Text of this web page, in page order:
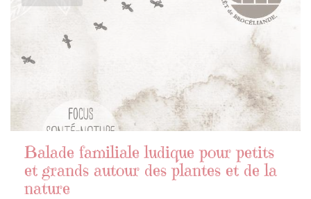
Balade familiale ludique pour petits
et grands autour des plantes et de la
nature